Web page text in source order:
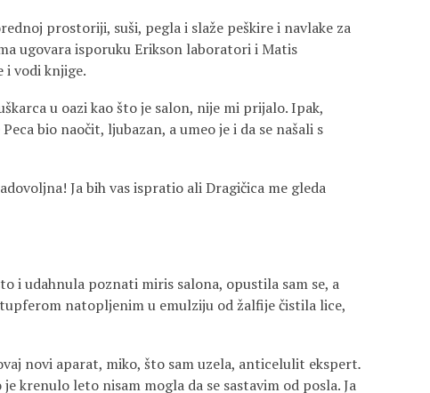
prostoriji, suši, pegla i slaže peškire i navlake za
ugovara isporuku Erikson laboratori i Matis
i vodi knjige.
u oazi kao što je salon, nije mi prijalo. Ipak,
bio naočit, ljubazan, a umeo je i da se našali s
Ja bih vas ispratio ali Dragičica me gleda
i udahnula poznati miris salona, opustila sam se, a
natopljenim u emulziju od žalfije čistila lice,
novi aparat, miko, što sam uzela, anticelulit ekspert.
krenulo leto nisam mogla da se sastavim od posla. Ja